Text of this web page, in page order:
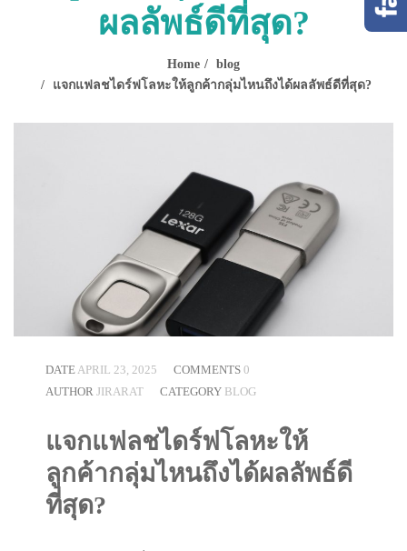
ผลลัพธ์ดีที่สุด?
Home
blog
แจกแฟลชไดร์ฟโลหะให้ลูกค้ากลุ่มไหนถึงได้ผลลัพธ์ดีที่สุด?
DATEAPRIL 23, 2025 COMMENTS 0
AUTHOR JIRARAT CATEGORY BLOG
แจกแฟลชไดร์ฟโลหะให้
ลูกค้ากลุ่มไหนถึงได้ผลลัพธ์ดี
ที่สุด?